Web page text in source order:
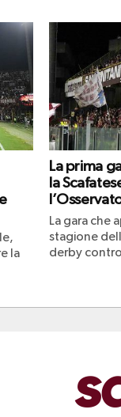
la
La prima
la
La gara che
stagione
derby